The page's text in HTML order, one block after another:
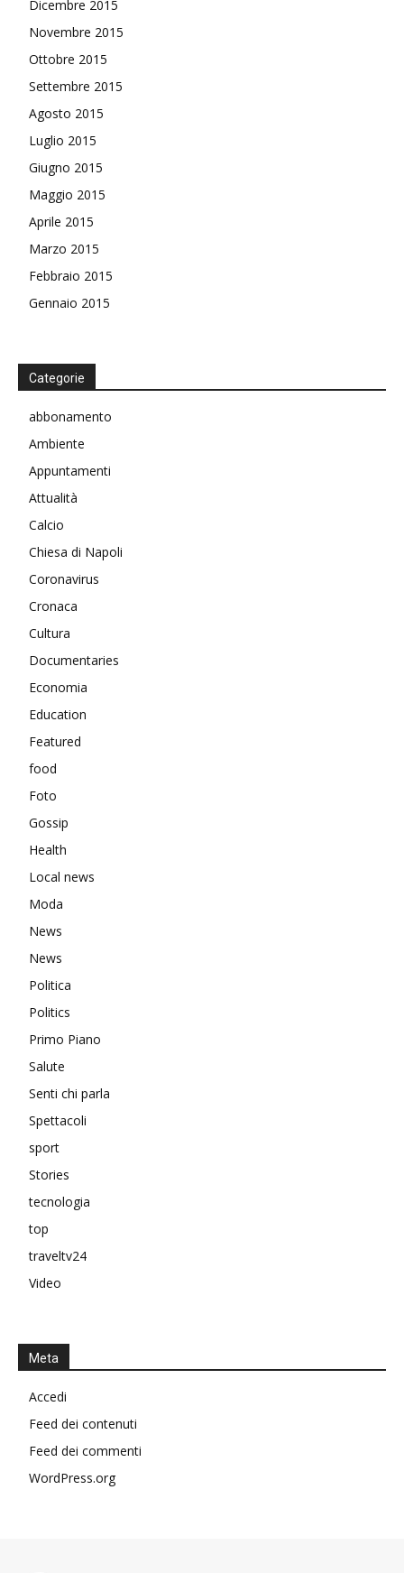
Dicembre 2015
Novembre 2015
Ottobre 2015
Settembre 2015
Agosto 2015
Luglio 2015
Giugno 2015
Maggio 2015
Aprile 2015
Marzo 2015
Febbraio 2015
Gennaio 2015
Categorie
abbonamento
Ambiente
Appuntamenti
Attualità
Calcio
Chiesa di Napoli
Coronavirus
Cronaca
Cultura
Documentaries
Economia
Education
Featured
food
Foto
Gossip
Health
Local news
Moda
News
News
Politica
Politics
Primo Piano
Salute
Senti chi parla
Spettacoli
sport
Stories
tecnologia
top
traveltv24
Video
Meta
Accedi
Feed dei contenuti
Feed dei commenti
WordPress.org